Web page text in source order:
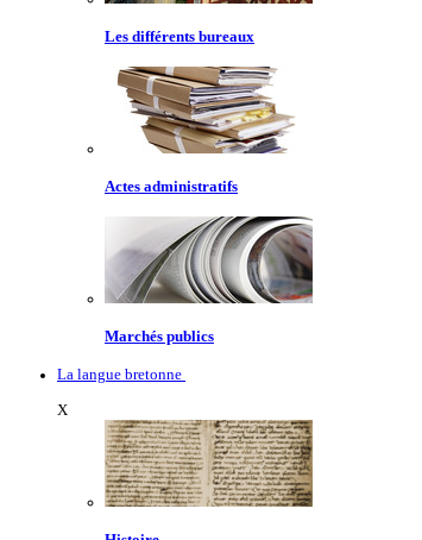
Les différents bureaux
Actes administratifs
Marchés publics
La langue bretonne
X